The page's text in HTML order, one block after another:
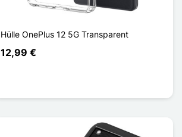
Hülle OnePlus 12 5G Transparent
12,99 €